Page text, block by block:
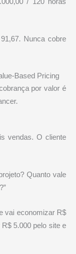
Nunca cobre
Based Pricing
por valor é
vendas. O cliente
Quanto vale
vai economizar R$
5.000 pelo site e